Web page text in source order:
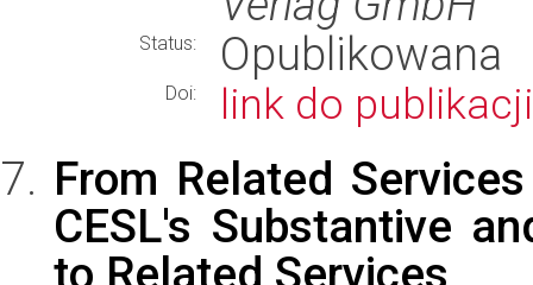
Status: Opublikowana
Doi: link do publikacji
From Related
CESL's Substantive
to Related Services